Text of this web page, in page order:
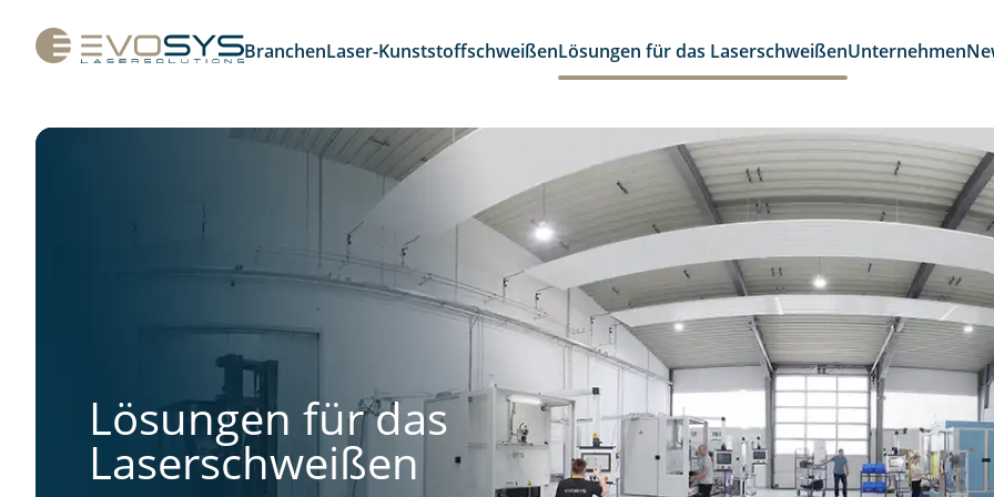
BranchenLaser-KunststoffschweißenLösungen für das LaserschweißenUnternehmen
Lösungen für das
Laserschweißen